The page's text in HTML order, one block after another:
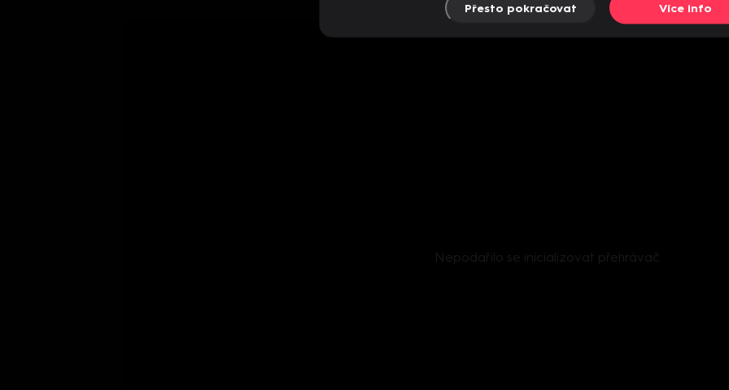
Nepodařilo se inicializovat přehrávač
Přesto pokračovat Více info